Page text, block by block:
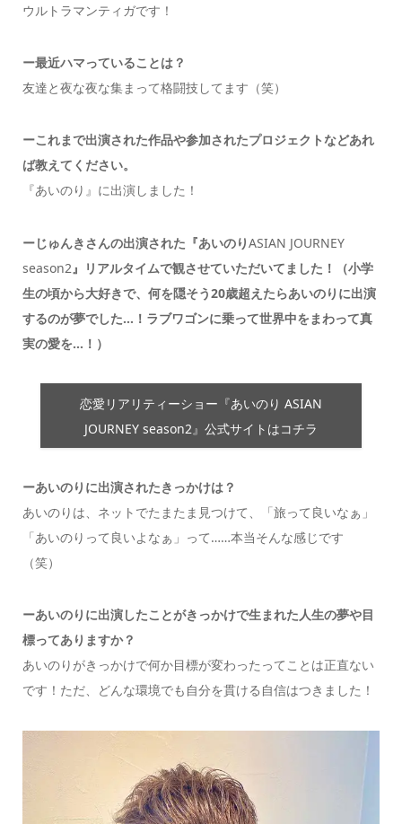
ウルトラマンティガです！
ー最近ハマっていることは？
友達と夜な夜な集まって格闘技してます（笑）
ーこれまで出演された作品や参加されたプロジェクトなどあれ
ば教えてください。
『あいのり 』 に出演しました！
ーじゅんきさんの出演された『あいのりASIAN JOURNEY
season2 』リアルタイムで観させていただいてました！（小学
生の頃から大好きで、何を隠そう20歳超えたらあいのりに出演
するのが夢でした…！ラブワゴンに乗って世界中をまわって真
実の愛を…！）
恋愛リアリティーショー『あいのり ASIAN
JOURNEY season2』公式サイトはコチラ
ーあいのりに出演されたきっかけは？
あいのりは、ネットでたまたま見つけて、「旅って良いなぁ」
「あいのりって良いよなぁ」って……本当そんな感じです
（笑）
ーあいのりに出演したことがきっかけで生まれた人生の夢や目
標ってありますか？
あいのりがきっかけで何か目標が変わったってことは正直ない
です！ただ、どんな環境でも自分を貫ける自信はつきました！